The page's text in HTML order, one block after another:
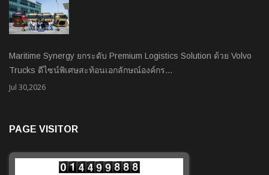
Maritime Synergy ยกระดับ Premium Logistics Solution ด้วย Volvo
Trucks ดีไซน์พิเศษสะท้อนเอกลักษณ์องค์กร…
Jul 30,2026
PAGE VISITOR